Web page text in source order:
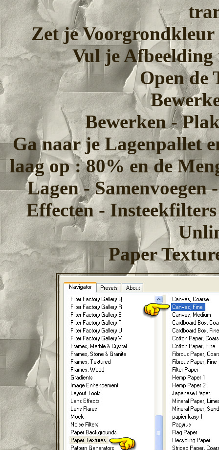
Zet je
Vul je
Open de
Bewerken -
Ga naar je Lagenpallet
laag op : 80% en de
Lagen - Samenvoegen
Effecten -
Paper